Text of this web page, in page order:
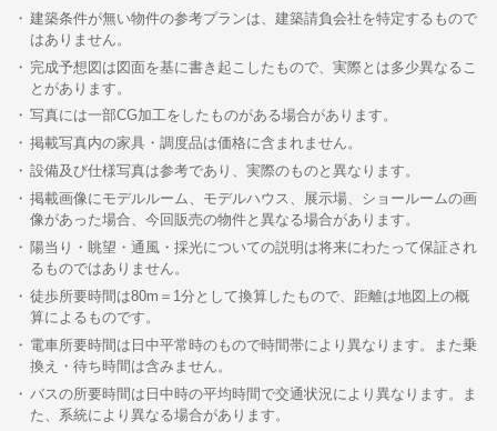
建築条件が無い物件の参考プランは、建築請負会社を特定するもので
はありません。
完成予想図は図面を基に書き起こしたもので、実際とは多少異なるこ
とがあります。
写真には一部CG加工をしたものがある場合があります。
掲載写真内の家具・調度品は価格に含まれません。
設備及び仕様写真は参考であり、実際のものと異なります。
掲載画像にモデルルーム、モデルハウス、展示場、ショールームの画
像があった場合、今回販売の物件と異なる場合があります。
陽当り・眺望・通風・採光についての説明は将来にわたって保証され
るものではありません。
徒歩所要時間は80m＝1分として換算したもので、距離は地図上の概
算によるものです。
電車所要時間は日中平常時のもので時間帯により異なります。また乗
換え・待ち時間は含みません。
バスの所要時間は日中時の平均時間で交通状況により異なります。ま
た、系統により異なる場合があります。